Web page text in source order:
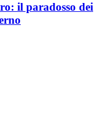
il paradosso dei